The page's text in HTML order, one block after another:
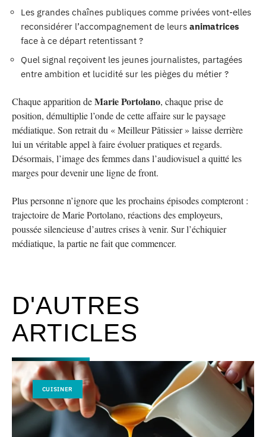
Les grandes chaînes publiques comme privées vont-elles
reconsidérer l’accompagnement de leurs animatrices
face à ce départ retentissant ?
Quel signal reçoivent les jeunes journalistes, partagées
entre ambition et lucidité sur les pièges du métier ?
Chaque apparition deMarie Portolano, chaque prise de
position, démultiplie l’onde de cette affaire sur le paysage
médiatique. Son retrait du « Meilleur Pâtissier » laisse derrière
lui un véritable appel à faire évoluer pratiques et regards.
Désormais, l’image des femmes dans l’audiovisuel a quitté les
marges pour devenir une ligne de front.
Plus personne n’ignore que les prochains épisodes compteront :
trajectoire de Marie Portolano, réactions des employeurs,
poussée silencieuse d’autres crises à venir. Sur l’échiquier
médiatique, la partie ne fait que commencer.
D'AUTRES
ARTICLES
CUISINER